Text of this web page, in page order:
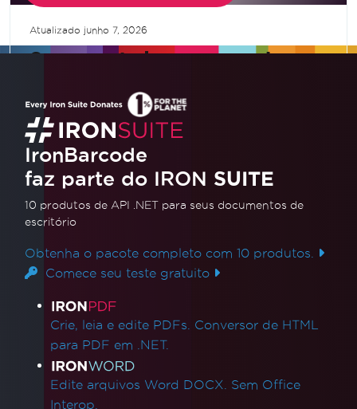
Atualizado junho 7, 2026
Como construir um scanner de
IronBarcode
Este tutorial em vídeo orienta você na
construção de um scanner de código de barras
no ASP.NET usando IronBarcode. Ele cobre
técnicas para ler códigos de barras de várias
fontes como imagens, uploads e fluxos,
oferecendo uma abordagem passo a passo
para dominar esta aplicação útil.
Leia mais
IronBarcode
faz parte do IRON SUITE
10 produtos de API .NET para seus documentos de
escritório
Obtenha o pacote completo com 10 produtos.
Comece seu teste gratuito
Links de produtos
Crie, leia e edite PDFs. Conversor de HTML
para PDF em .NET.
Edite arquivos Word DOCX. Sem Office
Interop.